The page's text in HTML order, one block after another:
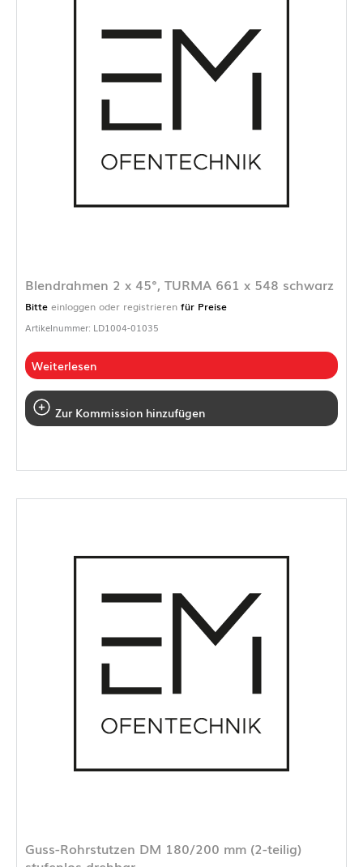
Blendrahmen 2 x 45°, TURMA 661 x 548 schwarz
Bitte einloggen oder registrieren für Preise
Artikelnummer: LD1004-01035
Weiterlesen
Zur Kommission hinzufügen
Guss-Rohrstutzen DM 180/200 mm (2-teilig)